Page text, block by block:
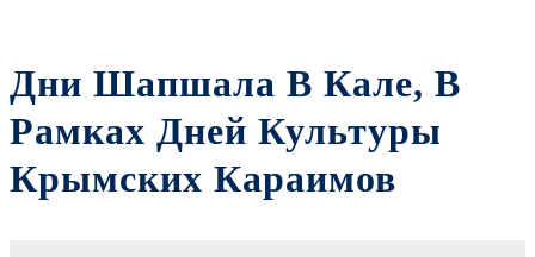
Дни Шапшала В Кале, В
Рамках Дней Культуры
Крымских Караимов